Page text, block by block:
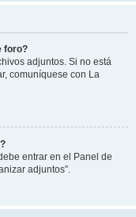
foro?
adjuntos. Si no está
comuníquese con La
entrar en el Panel de
adjuntos”.